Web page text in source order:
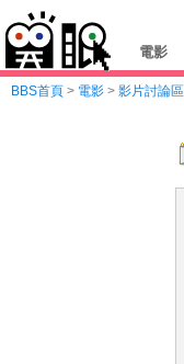
電影
BBS首頁 > 電影 > 影片討論區